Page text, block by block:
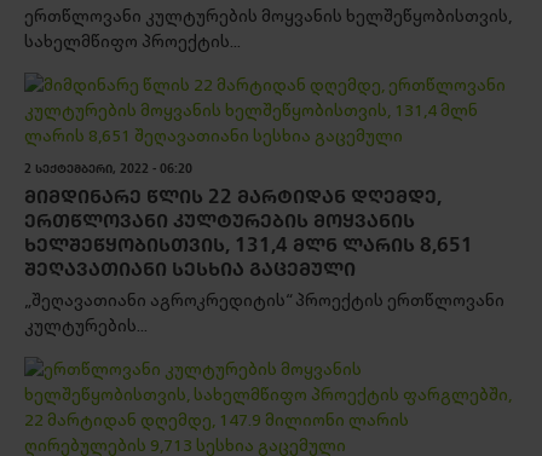
ერთწლოვანი კულტურების მოყვანის ხელშეწყობისთვის,
სახელმწიფო პროექტის...
2 ᲡᲔᲥᲢᲔᲛᲑᲔᲠᲘ, 2022 - 06:20
ᲛᲘᲛᲓᲘᲜᲐᲠᲔ ᲬᲚᲘᲡ 22 ᲛᲐᲠᲢᲘᲓᲐᲜ ᲓᲦᲔᲛᲓᲔ,
ᲔᲠᲗᲬᲚᲝᲕᲐᲜᲘ ᲙᲣᲚᲢᲣᲠᲔᲑᲘᲡ ᲛᲝᲧᲕᲐᲜᲘᲡ
ᲮᲔᲚᲨᲔᲬᲧᲝᲑᲘᲡᲗᲕᲘᲡ, 131,4 ᲛᲚᲜ ᲚᲐᲠᲘᲡ 8,651
ᲨᲔᲦᲐᲕᲐᲗᲘᲐᲜᲘ ᲡᲔᲡᲮᲘᲐ ᲒᲐᲪᲔᲛᲣᲚᲘ
„შეღავათიანი აგროკრედიტის“ პროექტის ერთწლოვანი
კულტურების...